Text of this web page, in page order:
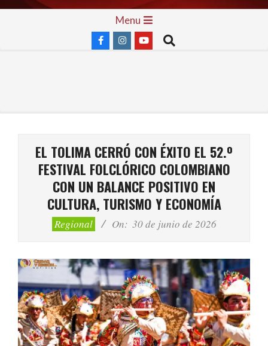
Skip
Menu
Search
EL TOLIMA CERRÓ CON ÉXITO EL 52.º
FESTIVAL FOLCLÓRICO COLOMBIANO
CON UN BALANCE POSITIVO EN
CULTURA, TURISMO Y ECONOMÍA
Regional On: 30 de junio de 2026